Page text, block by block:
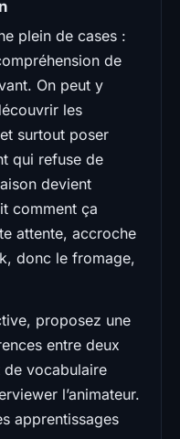
plein de cases :
de
On peut y
les
surtout poser
qui refuse de
devient
comment ça
attente, accroche
donc le fromage,
proposez une
entre deux
de vocabulaire
l’animateur.
apprentissages